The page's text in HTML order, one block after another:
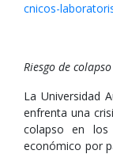
cnicos-
Riesgo de
La Universidad
enfrenta una
colapso en
económico por